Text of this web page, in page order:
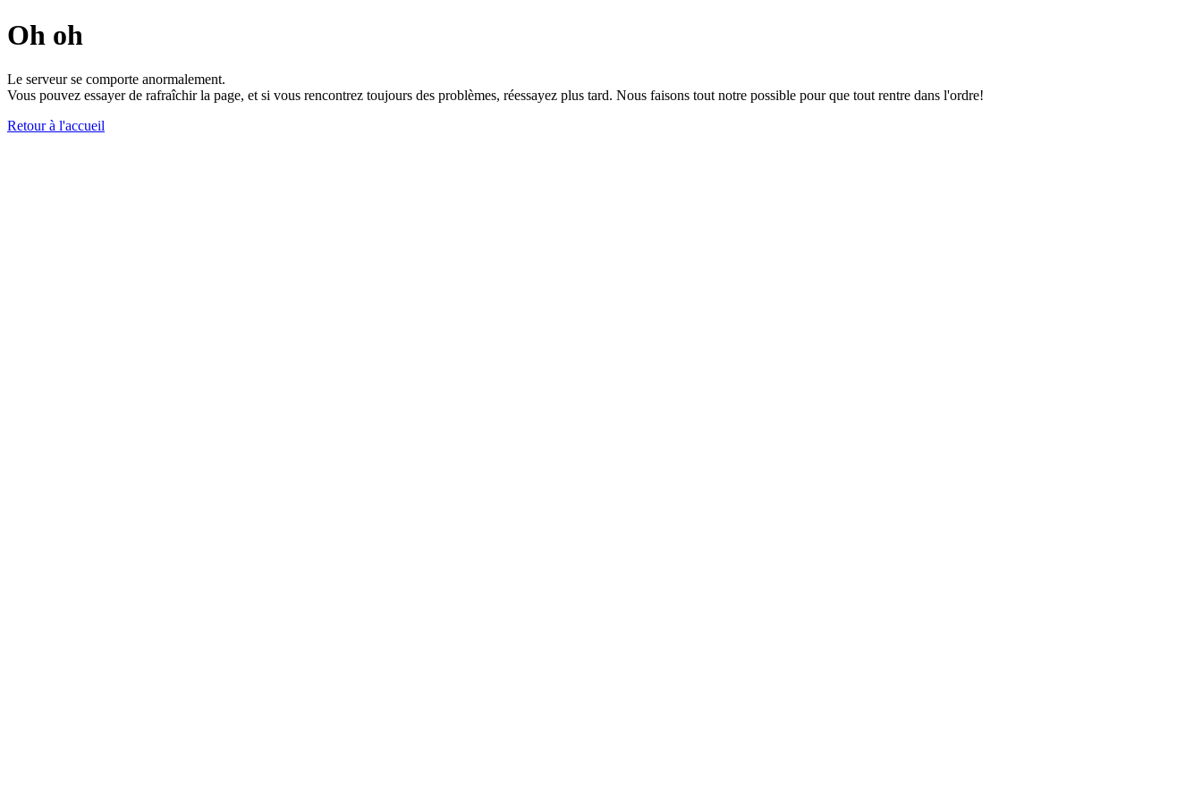
Oh oh
Le serveur se comporte anormalement.
Vous pouvez essayer de rafraîchir la page, et si vous rencontrez toujours des problèmes, réessayez plus tard. Nous faisons tout notre possible pour que tout rentre dans l'ordre!
Retour à l'accueil